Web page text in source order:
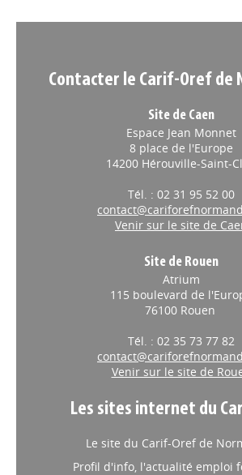
Contacter le Carif-Oref de
Site de Caen
Espace Jean Monnet
8 place de l'Europe
14200 Hérouville-Saint-
Tél. : 02 31 95 52 00
Venir sur le site de
Site de Rouen
Atrium
115 boulevard de
76100 Rouen
Tél. : 02 35 73 77 82
Venir sur le site de
Les sites internet du
Le site du Carif-Oref de
Profil d'info, l'actualité emploi